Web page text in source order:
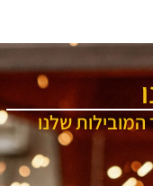
המובילות שלנו